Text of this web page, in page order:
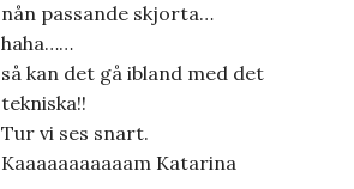
nån passande skjorta…
haha……
så kan det gå ibland med det
tekniska!!
Tur vi ses snart.
Kaaaaaaaaaaam Katarina